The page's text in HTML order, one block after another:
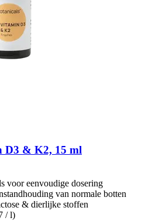
D3 & K2, 15 ml
voor eenvoudige dosering
van normale botten
& dierlijke stoffen
/ l)